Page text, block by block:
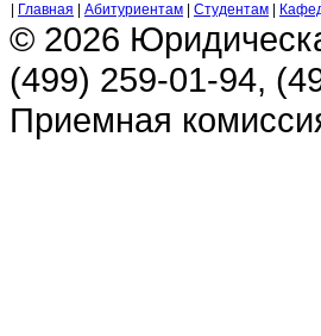
Главная Абитуриентам Студентам
© 2026
(499) 259-01-94,
Приемная